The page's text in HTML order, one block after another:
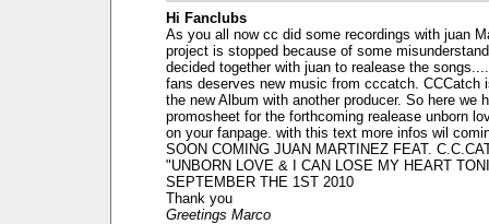
Hi Fanclubs
As you all now cc did some recordings with juan
project is stopped because of some
decided together with juan to realease the
fans deserves new music from cccatch. CCCatch
the new Album with another producer. So here we
promosheet for the forthcoming realease unborn
on your fanpage. with this text more infos wil
SOON COMING JUAN MARTINEZ FEAT.
"UNBORN LOVE & I CAN LOSE MY HEART
SEPTEMBER THE 1ST 2010
Thank you
Greetings Marco